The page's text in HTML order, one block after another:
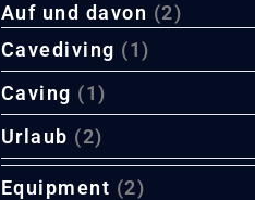
Auf und davon (2)
Cavediving (1)
Caving (1)
Urlaub (2)
Equipment (2)